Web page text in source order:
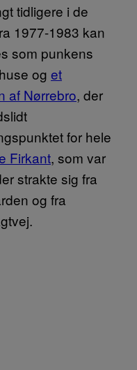
tidligere i de
1977-1983 kan
som punkens
og et
af Nørrebro, der
for hele
Firkant, som var
strakte sig fra
og fra